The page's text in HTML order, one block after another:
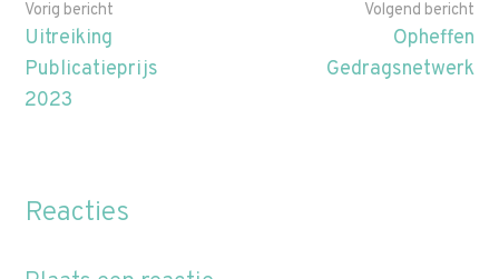
a
i
n
c
t
Vorig bericht
Uitreiking
Publicatieprijs
2023
Volgend bericht
Opheffen
Gedragsnetwerk
Reacties